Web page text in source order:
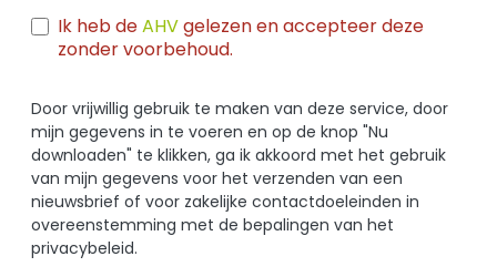
Ik heb deAHVgelezen en accepteer deze
zonder voorbehoud.
Door vrijwillig gebruik te maken van deze service, door
mijn gegevens in te voeren en op de knop "Nu
downloaden" te klikken, ga ik akkoord met het gebruik
van mijn gegevens voor het verzenden van een
nieuwsbrief of voor zakelijke contactdoeleinden in
overeenstemming met de bepalingen van het
privacybeleid.